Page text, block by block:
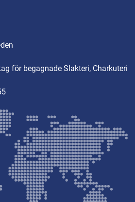
för begagnade Slakteri, Charkuteri